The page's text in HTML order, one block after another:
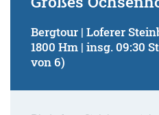
Bergtour | Loferer
1800 Hm | insg. 09:30
von 6)